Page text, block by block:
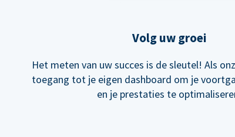
Volg uw groei
Het meten van uw succes is de sleutel! Als
toegang tot je eigen dashboard om je
en je prestaties te